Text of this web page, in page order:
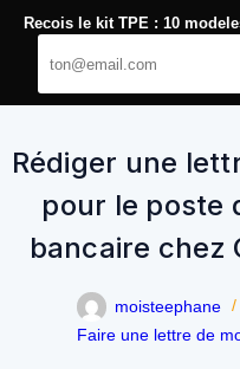
contenu
YoupiJobs
Rédiger une
pour le poste
bancaire chez
moisteephane
Faire une lettre de
Recois le kit TPE : 10